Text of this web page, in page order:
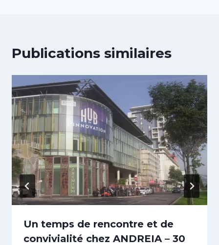
Publications similaires
Un temps de rencontre et de
convivialité chez ANDREIA – 30